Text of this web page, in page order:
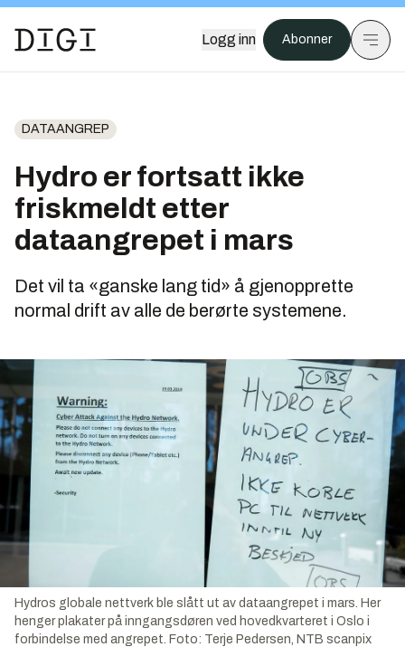
Logg inn Abonner
DATAANGREP
Hydro er fortsatt ikke
friskmeldt etter
dataangrepet i mars
Det vil ta «ganske lang tid» å gjenopprette
normal drift av alle de berørte systemene.
Hydros globale nettverk ble slått ut av dataangrepet i mars. Her
henger plakater på inngangsdøren ved hovedkvarteret i Oslo i
forbindelse med angrepet. Foto: Terje Pedersen, NTB scanpix